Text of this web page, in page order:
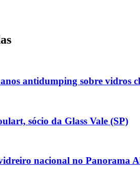
antidumping sobre vidros
sócio da Glass Vale (SP)
nacional no Panorama